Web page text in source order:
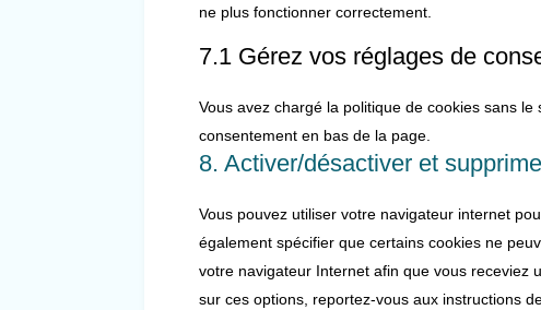
ne plus fonctionner correctement.
7.1 Gérez vos réglages de
Vous avez chargé la politique de cookies sans
consentement en bas de la page.
8. Activer/désactiver et
Vous pouvez utiliser votre navigateur internet
également spécifier que certains cookies ne
votre navigateur Internet afin que vous receviez
sur ces options, reportez-vous aux instructions